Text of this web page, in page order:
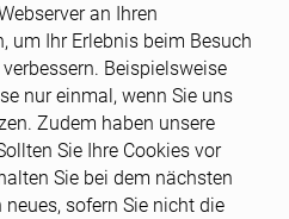
an Ihren
um Ihr Erlebnis beim Besuch
Beispielsweise
nur einmal, wenn Sie uns
Zudem haben unsere
Sie Ihre Cookies vor
Sie bei dem nächsten
sofern Sie nicht die